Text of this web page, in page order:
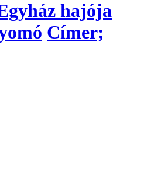
hajója
Címer;